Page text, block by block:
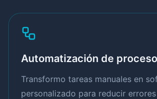
Automatización de
Transformo tareas manuales en
personalizado para reducir